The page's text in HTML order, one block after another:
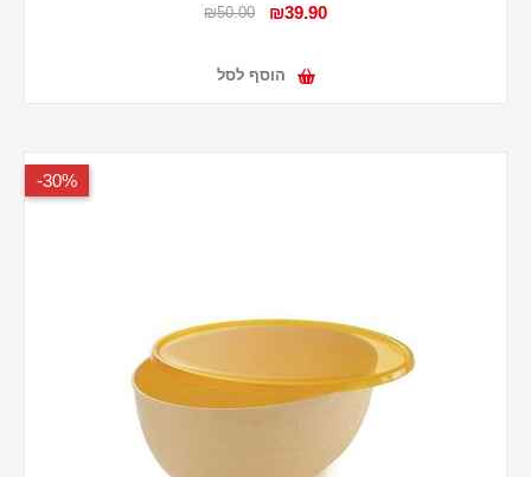
₪39.90
₪50.00
הוסף לסל
30%-